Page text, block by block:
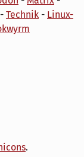
- Technik - Linux-
.